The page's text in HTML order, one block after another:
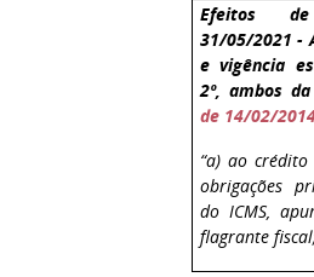
Efeitos
31/05/2021 -
e vigência
2º, ambos da
de 14/02/
“a) ao
obrigações
do ICMS,
flagrante